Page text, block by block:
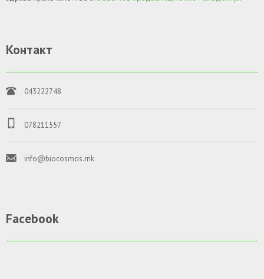
Контакт
043222748
078211557
info@biocosmos.mk
Facebook